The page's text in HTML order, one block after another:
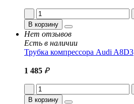
В корзину
Нет отзывов
Есть в наличии
Трубка компрессора Audi A8D3
1 485 ₽
В корзину